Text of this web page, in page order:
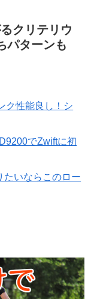
クリテリウ
パターンも
ク性能良し！シ
でZwiftに初
たいならこのロー